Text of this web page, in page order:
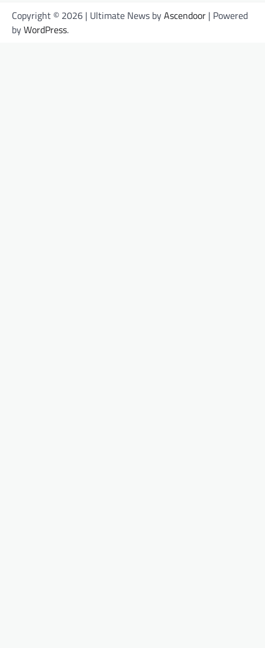
Copyright © 2026 | Ultimate News byAscendoor | Powered
byWordPress.